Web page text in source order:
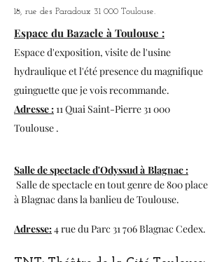
Théâtre les 3 T :
Café Théâtre, 40, rue Gabriel Péri 31 000 Toulouse.
Le citron Bleu: Café-Théatre.
Espace du Bazacle à Toulouse :
Espace d'exposition, visite de l'usine
Adresse :11 Quai Saint-Pierre 31 000
Toulouse .
Salle de spectacle en tout genre de 800 place